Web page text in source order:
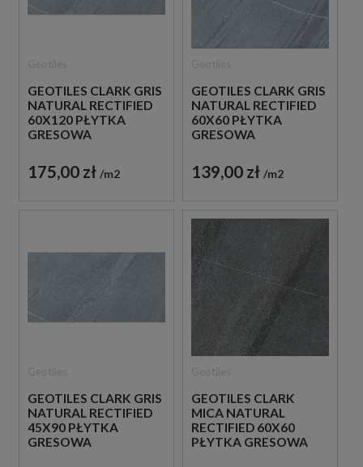
GEOTILES CLARK GRIS
NATURAL RECTIFIED
60X120 PŁYTKA
GRESOWA
175,00 zł m2
GEOTILES CLARK GRIS
NATURAL RECTIFIED
60X60 PŁYTKA
GRESOWA
139,00 zł m2
GEOTILES CLARK GRIS
NATURAL RECTIFIED
45X90 PŁYTKA
GRESOWA
GEOTILES CLARK
MICA NATURAL
RECTIFIED 60X60
PŁYTKA GRESOWA